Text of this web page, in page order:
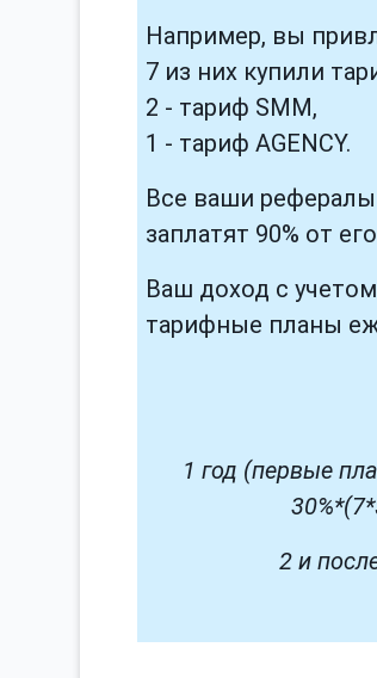
Например, вы
7 из них купили
2 - тариф SMM,
1 - тариф AGENCY.
Все ваши
заплатят 90% от
Ваш доход с
тарифные планы
1 год (первые
2 и